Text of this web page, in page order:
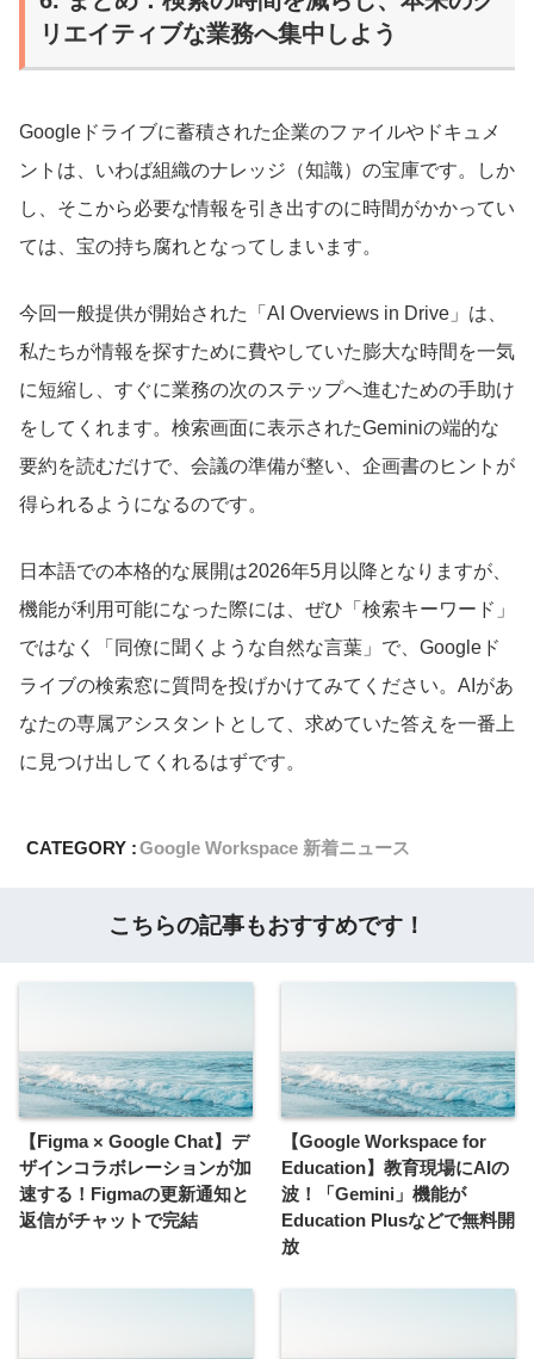
リエイティブな業務へ集中しよう
Googleドライブに蓄積された企業のファイルやドキュメ
ントは、いわば組織のナレッジ（知識）の宝庫です。しか
し、そこから必要な情報を引き出すのに時間がかかってい
ては、宝の持ち腐れとなってしまいます。
今回一般提供が開始された「AI Overviews in Drive」は、
私たちが情報を探すために費やしていた膨大な時間を一気
に短縮し、すぐに業務の次のステップへ進むための手助け
をしてくれます。検索画面に表示されたGeminiの端的な
要約を読むだけで、会議の準備が整い、企画書のヒントが
得られるようになるのです。
日本語での本格的な展開は2026年5月以降となりますが、
機能が利用可能になった際には、ぜひ「検索キーワード」
ではなく「同僚に聞くような自然な言葉」で、Googleド
ライブの検索窓に質問を投げかけてみてください。AIがあ
なたの専属アシスタントとして、求めていた答えを一番上
に見つけ出してくれるはずです。
CATEGORY :Google Workspace 新着ニュース
こちらの記事もおすすめです！
【Figma × Google Chat】デ
ザインコラボレーションが加
速する！Figmaの更新通知と
返信がチャットで完結
【Google Workspace for
Education】教育現場にAIの
波！「Gemini」機能が
Education Plusなどで無料開
放